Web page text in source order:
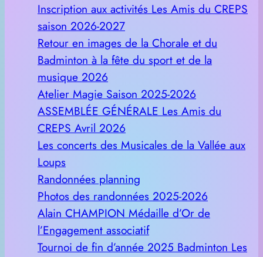
Inscription aux activités Les Amis du CREPS
saison 2026-2027
Retour en images de la Chorale et du
Badminton à la fête du sport et de la
musique 2026
Atelier Magie Saison 2025-2026
ASSEMBLÉE GÉNÉRALE Les Amis du
CREPS Avril 2026
Les concerts des Musicales de la Vallée aux
Loups
Randonnées planning
Photos des randonnées 2025-2026
Alain CHAMPION Médaille d’Or de
l’Engagement associatif
Tournoi de fin d’année 2025 Badminton Les